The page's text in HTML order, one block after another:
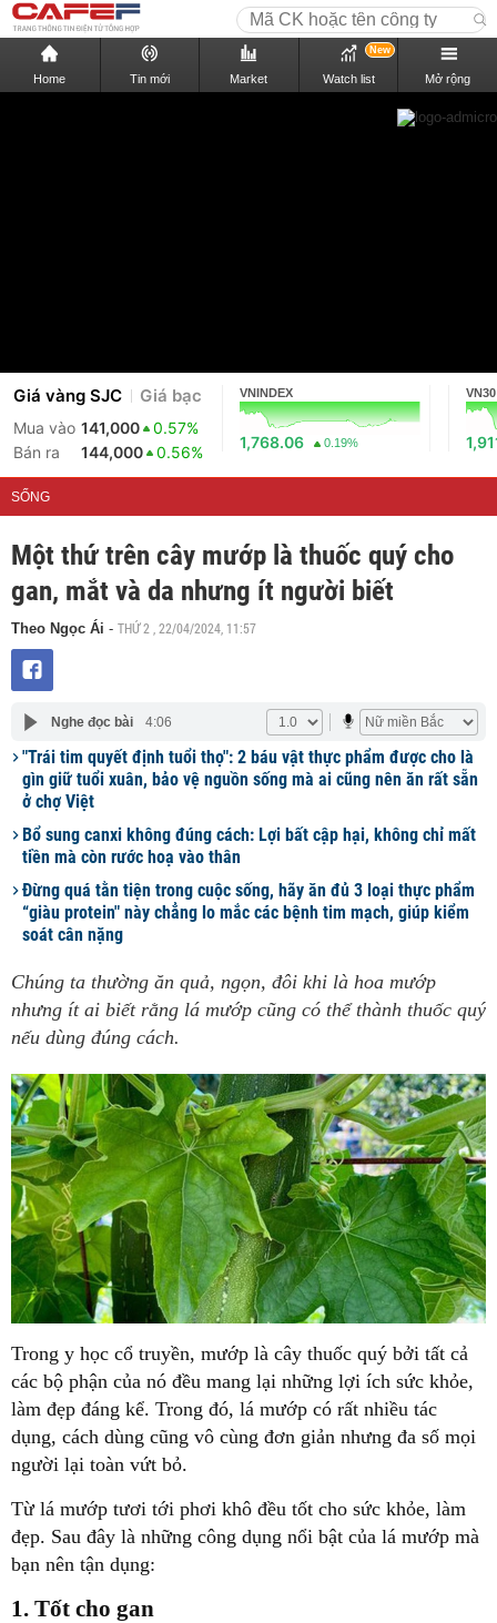
Home Tin mới Market Watch list
New
Mở rộng
Giá vàng SJC Giá bạc
Mua vào 141,000
0.57%
Bán ra
144,000 0.56%
VNINDEX
1,768.06 0.19%
VN30
SỐNG
Một thứ trên cây mướp là thuốc quý cho
gan, mắt và da nhưng ít người biết
Theo Ngọc Ái - THỨ 2 , 22/04/2024, 11:57
Nghe đọc bài 4:06
"Trái tim quyết định tuổi thọ": 2 báu vật thực phẩm được cho là
gìn giữ tuổi xuân, bảo vệ nguồn sống mà ai cũng nên ăn rất sẵn
ở chợ Việt
Bổ sung canxi không đúng cách: Lợi bất cập hại, không chỉ mất
tiền mà còn rước hoạ vào thân
Đừng quá tằn tiện trong cuộc sống, hãy ăn đủ 3 loại thực phẩm
“giàu protein" này chẳng lo mắc các bệnh tim mạch, giúp kiểm
soát cân nặng
Chúng ta thường ăn quả, ngọn, đôi khi là hoa mướp
nhưng ít ai biết rằng lá mướp cũng có thể thành thuốc quý
nếu dùng đúng cách.
Trong y học cổ truyền, mướp là cây thuốc quý bởi tất cả
các bộ phận của nó đều mang lại những lợi ích sức khỏe,
làm đẹp đáng kể. Trong đó, lá mướp có rất nhiều tác
dụng, cách dùng cũng vô cùng đơn giản nhưng đa số mọi
người lại toàn vứt bỏ.
Từ lá mướp tươi tới phơi khô đều tốt cho sức khỏe, làm
đẹp. Sau đây là những công dụng nổi bật của lá mướp mà
bạn nên tận dụng:
1. Tốt cho gan